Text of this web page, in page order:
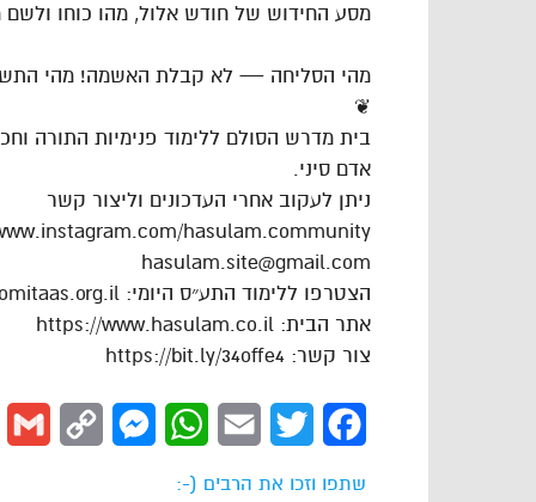
מסע החידוש של חודש אלול, מהו כוחו ולשם
מהי הסליחה — לא קבלת האשמה! מהי
❦
בית מדרש הסולם ללימוד פנימיות התורה
אדם סיני.
ניתן לעקוב אחרי העדכונים וליצור קשר
hasulam.community
hasulam.site@gmail.com
הצטרפו ללימוד התע״ס היומי: https://dafhayomitaas.org.il
אתר הבית: https://www.hasulam.co.il
צור קשר: https://bit.ly/34offe4
Facebook
Twitter
Email
WhatsApp
Messenger
Copy
שתפו וזכו את הרבים (-: